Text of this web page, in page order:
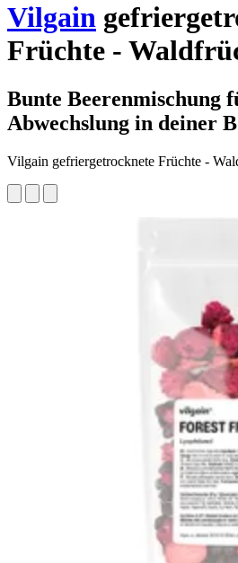
Vilgain
Früchte -
Bunte Beerenmischung
Abwechslung in deiner
Vilgain gefriergetrocknete Früchte -